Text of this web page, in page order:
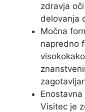
zdravja
delovanja
Močna
napredno
Visitec je